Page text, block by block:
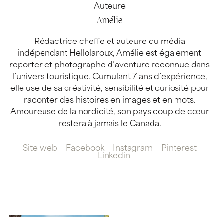
Auteure
Amélie
Rédactrice cheffe et auteure du média
indépendant Hellolaroux, Amélie est également
reporter et photographe d’aventure reconnue dans
l’univers touristique. Cumulant 7 ans d’expérience,
elle use de sa créativité, sensibilité et curiosité pour
raconter des histoires en images et en mots.
Amoureuse de la nordicité, son pays coup de cœur
restera à jamais le Canada.
Site web Facebook Instagram
Pinterest
Linkedin